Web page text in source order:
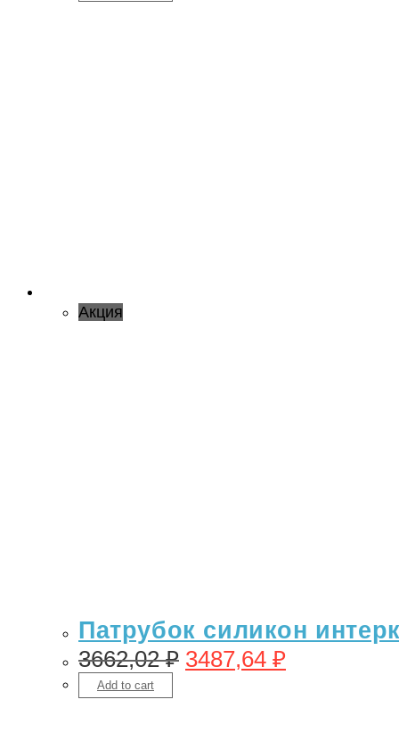
Акция
Патрубок силикон
3662,02₽ 3487,64 ₽
Add to cart